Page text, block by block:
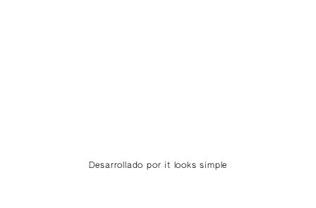
Desarrollado por it looks simple